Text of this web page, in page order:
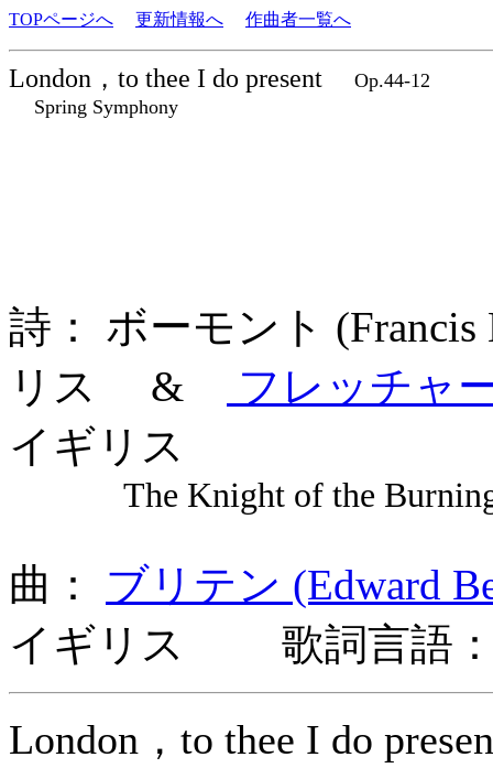
TOPページへ 更新情報へ 作曲者一覧へ
London，to thee I do present
Op.44-12
Spring Symphony
詩： ボーモント
リス &
フレッチャ
イギリス
The Knight of the
曲： ブリテン (Edward
イギリス 歌詞言語：
London，to thee I do